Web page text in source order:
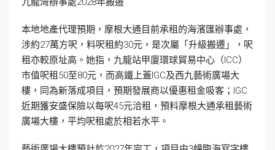
本地地產代理預期，摩根大通目前承租的海濱匯辦事處，
涉約27萬方呎，料呎租約30元，是次屬「升級搬遷」，呎
租亦較原址高。她指，九龍站甲廈環球貿易中心（ICC）
市值呎租50至80元，而高鐵上蓋IGC及西九藝術廣場大
樓，同為新落成項目，預期發展商以優惠租金吸客；IGC
近期獲安盛保險以每呎45元洽租，預料摩根大通承租藝術
廣場大樓，平均呎租處於相若水平。